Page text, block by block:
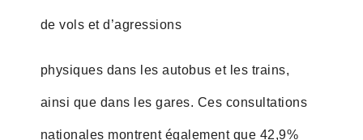
de vols et d’agressions
physiques dans les autobus et les trains,
ainsi que dans les gares. Ces consultations
nationales montrent également que 42,9%